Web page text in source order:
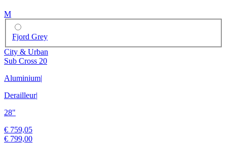
M
Fjord Grey
City & Urban
Sub Cross 20
Aluminium|
Derailleur|
28"
€ 759,05
€ 799,00